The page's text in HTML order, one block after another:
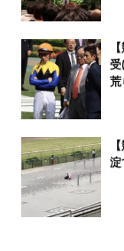
受
荒
淀